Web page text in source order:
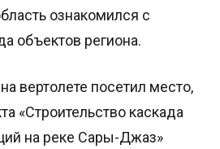
ознакомился с
объектов региона.
вертолете посетил место,
«Строительство каскада
на реке Сары-Джаз»